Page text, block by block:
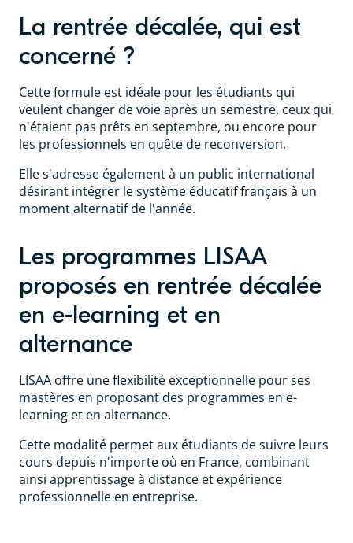
La rentrée décalée, qui est
concerné ?
Cette formule est idéale pour les étudiants qui
veulent changer de voie après un semestre, ceux qui
n'étaient pas prêts en septembre, ou encore pour
les professionnels en quête de reconversion.
Elle s'adresse également à un public international
désirant intégrer le système éducatif français à un
moment alternatif de l'année.
Les programmes LISAA
proposés en rentrée décalée
en e-learning et en
alternance
LISAA offre une flexibilité exceptionnelle pour ses
mastères en proposant des programmes en e-
learning et en alternance.
Cette modalité permet aux étudiants de suivre leurs
cours depuis n'importe où en France, combinant
ainsi apprentissage à distance et expérience
professionnelle en entreprise.